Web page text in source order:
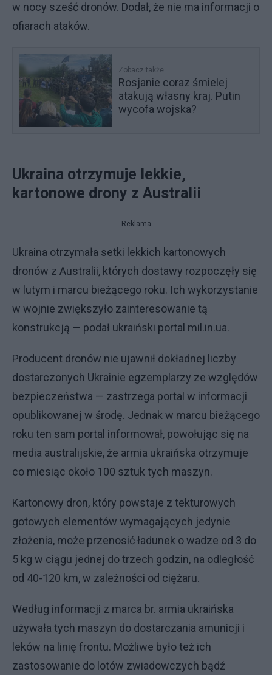
w nocy sześć dronów. Dodał, że nie ma informacji o
ofiarach ataków.
Zobacz także
Rosjanie coraz śmielej
atakują własny kraj. Putin
wycofa wojska?
Ukraina otrzymuje lekkie,
kartonowe drony z Australii
Reklama
Ukraina otrzymała setki lekkich kartonowych
dronów z Australii, których dostawy rozpoczęły się
w lutym i marcu bieżącego roku. Ich wykorzystanie
w wojnie zwiększyło zainteresowanie tą
konstrukcją — podał ukraiński portal mil.in.ua.
Producent dronów nie ujawnił dokładnej liczby
dostarczonych Ukrainie egzemplarzy ze względów
bezpieczeństwa — zastrzega portal w informacji
opublikowanej w środę. Jednak w marcu bieżącego
roku ten sam portal informował, powołując się na
media australijskie, że armia ukraińska otrzymuje
co miesiąc około 100 sztuk tych maszyn.
Kartonowy dron, który powstaje z tekturowych
gotowych elementów wymagających jedynie
złożenia, może przenosić ładunek o wadze od 3 do
5 kg w ciągu jednej do trzech godzin, na odległość
od 40-120 km, w zależności od ciężaru.
Według informacji z marca br. armia ukraińska
używała tych maszyn do dostarczania amunicji i
leków na linię frontu. Możliwe było też ich
zastosowanie do lotów zwiadowczych bądź